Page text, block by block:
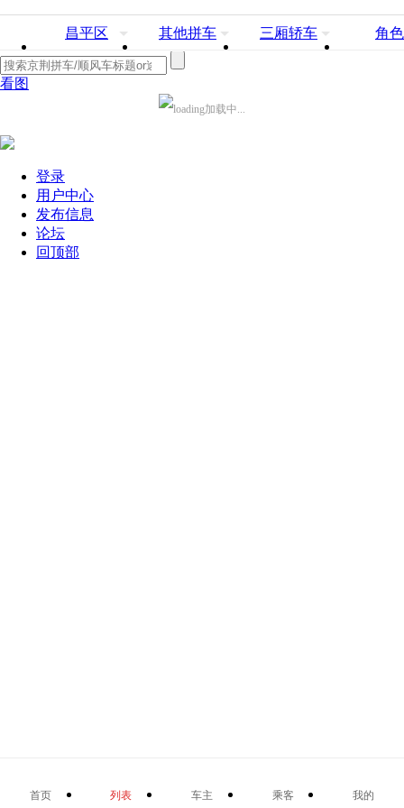
昌平区 其他拼车 三厢轿车 角色
看图
加载中...
登录
用户中心
发布信息
论坛
回顶部
首页 列表 车主 乘客 我的